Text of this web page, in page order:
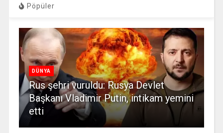
Pöpüler
DÜNYA
Rus şehri vuruldu: Rusya Devlet
Başkanı Vladimir Putin, intikam yemini
etti